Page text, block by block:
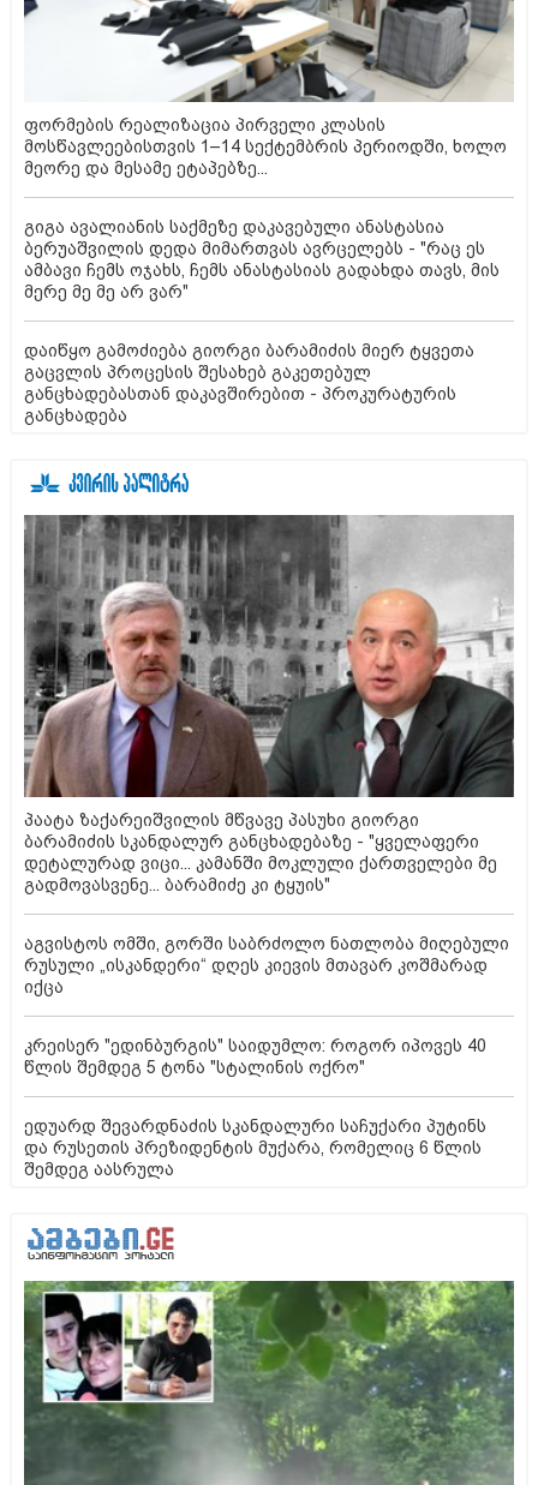
ფორმების რეალიზაცია პირველი კლასის
მოსწავლეებისთვის 1–14 სექტემბრის პერიოდში, ხოლო
მეორე და მესამე ეტაპებზე...
გიგა ავალიანის საქმეზე დაკავებული ანასტასია
ბერუაშვილის დედა მიმართვას ავრცელებს - "რაც ეს
ამბავი ჩემს ოჯახს, ჩემს ანასტასიას გადახდა თავს, მის
მერე მე მე არ ვარ"
დაიწყო გამოძიება გიორგი ბარამიძის მიერ ტყვეთა
გაცვლის პროცესის შესახებ გაკეთებულ
განცხადებასთან დაკავშირებით - პროკურატურის
განცხადება
პაატა ზაქარეიშვილის მწვავე პასუხი გიორგი
ბარამიძის სკანდალურ განცხადებაზე - "ყველაფერი
დეტალურად ვიცი... კამანში მოკლული ქართველები მე
გადმოვასვენე... ბარამიძე კი ტყუის"
აგვისტოს ომში, გორში საბრძოლო ნათლობა მიღებული
რუსული „ისკანდერი“ დღეს კიევის მთავარ კოშმარად
იქცა
კრეისერ "ედინბურგის" საიდუმლო: როგორ იპოვეს 40
წლის შემდეგ 5 ტონა "სტალინის ოქრო"
ედუარდ შევარდნაძის სკანდალური საჩუქარი პუტინს
და რუსეთის პრეზიდენტის მუქარა, რომელიც 6 წლის
შემდეგ აასრულა